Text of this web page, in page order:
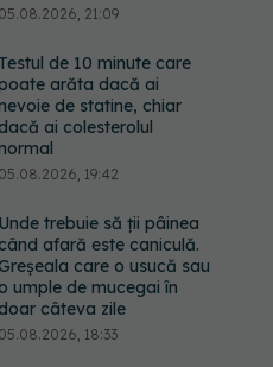
05.08.2026, 21:09
Testul de 10 minute care
arăta dacă ai
de statine, chiar
dacă ai colesterolul
05.08.2026, 19:42
Unde trebuie să ții pâinea
când afară este caniculă.
care o usucă sau
o umple de mucegai în
doar câteva zile
05.08.2026, 18:33